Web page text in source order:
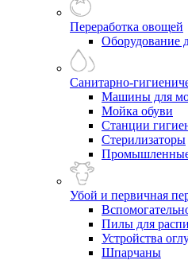
Переработка овощей
Оборудование
Санитарно-
Машины для
Мойка обуви
Станции
Стерилизаторы
Промышленные
Убой и первичная
Пилы для
Устройства
Шпарчаны